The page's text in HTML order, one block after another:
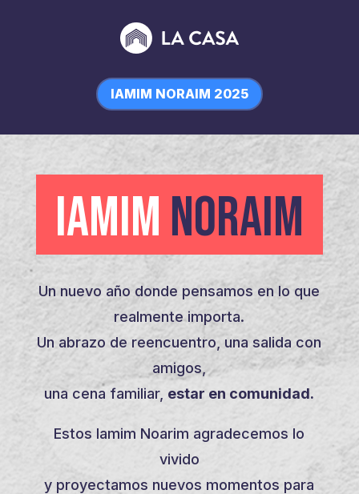
IAMIM NORAIM 2025
IAMIM NORAIM
Un nuevo año donde pensamos en lo que
realmente importa.
Un abrazo de reencuentro, una salida con
amigos,
una cena familiar, estar en comunidad.
Estos Iamim Noarim agradecemos lo
vivido
y proyectamos nuevos momentos para